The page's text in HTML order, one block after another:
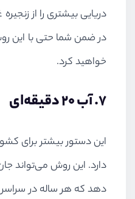
دریایی بیشتری را از
در ضمن شما حتی با این
خواهید کرد.
7. آب 20 دقیقه‌ای
این دستور بیشتر برای
دهد که هر ساله در